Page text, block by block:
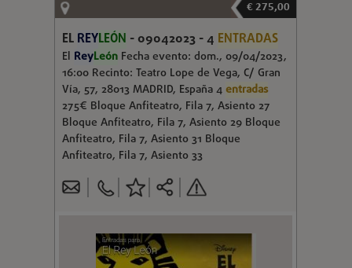
€ 275,00
EL REYLEÓN - 09042023 - 4 ENTRADAS
El ReyLeónFecha evento: dom., 09/04/2023,
16:00 Recinto: Teatro Lope de Vega, C/ Gran
Vía, 57, 28013 MADRID, España 4entradas
275€ Bloque Anfiteatro, Fila 7, Asiento 27
Bloque Anfiteatro, Fila 7, Asiento 29 Bloque
Anfiteatro, Fila 7, Asiento 31 Bloque
Anfiteatro, Fila 7, Asiento 33